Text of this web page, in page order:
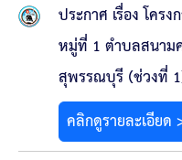
Document
คลินิกเซ็นเตอร์
แบบฟอร์มบริหารง
ประกาศ เรื่อง โคร
หมู่ที่ 1 ตำบลสนาม
สุพรรณบุรี (ช่วงที่
คลิกดูรายละเอียด